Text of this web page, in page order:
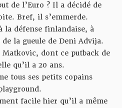
de l’Euro ? Il a décidé de
Bref, il s’emmerde.
la défense finlandaise, à
la gueule de Deni Advija.
dont ce putback de
qu’il a 20 ans.
tous ses petits copains
facile hier qu’il a même